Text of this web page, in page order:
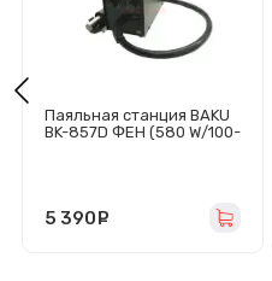
Паяльная станция BAKU
BK-857D ФЕН (580 W/100-
5 390